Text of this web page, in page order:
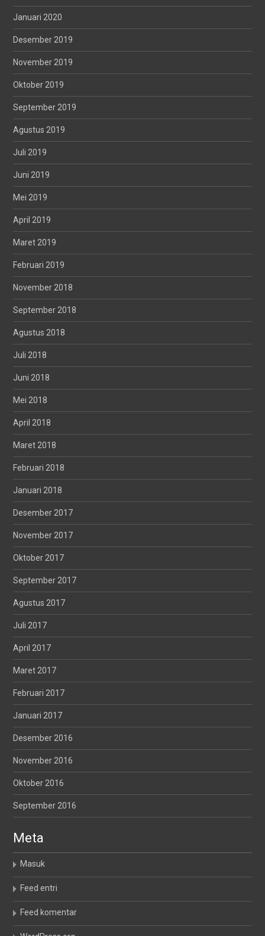
Januari 2020
Desember 2019
November 2019
Oktober 2019
September 2019
Agustus 2019
Juli 2019
Juni 2019
Mei 2019
April 2019
Maret 2019
Februari 2019
November 2018
September 2018
Agustus 2018
Juli 2018
Juni 2018
Mei 2018
April 2018
Maret 2018
Februari 2018
Januari 2018
Desember 2017
November 2017
Oktober 2017
September 2017
Agustus 2017
Juli 2017
April 2017
Maret 2017
Februari 2017
Januari 2017
Desember 2016
November 2016
Oktober 2016
September 2016
Meta
Masuk
Feed entri
Feed komentar